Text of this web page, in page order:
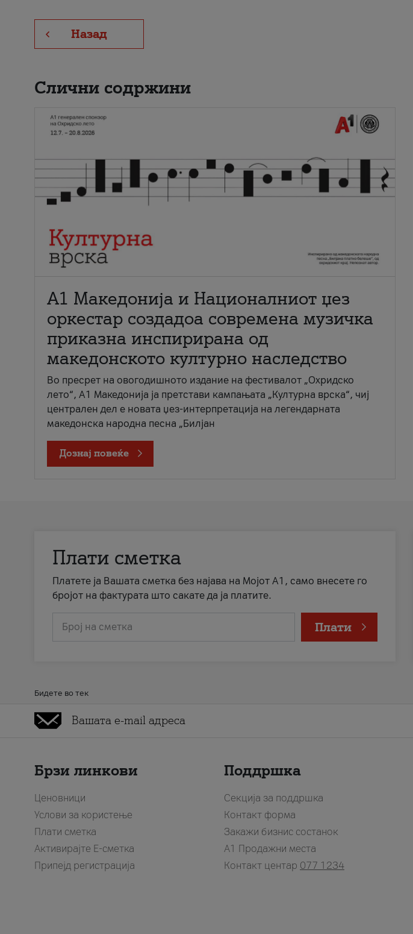
Назад
Слични содржини
А1 Македонија и Националниот џез
оркестар создадоа современа музичка
приказна инспирирана од
македонското културно наследство
Во пресрет на овогодишното издание на фестивалот „Охридско
лето“, А1 Македонија ја претстави кампањата „Културна врска“, чиј
централен дел е новата џез-интерпретација на легендарната
македонска народна песна „Билјан
Дознај повеќе
Плати сметка
Платете ја Вашата сметка без најава на Мојот А1, само внесете го
бројот на фактурата што сакате да ја платите.
Број на сметка Плати
Бидете во тек
Брзи линкови
Ценовници
Услови за користење
Плати сметка
Активирајте Е-сметка
Припејд регистрација
Поддршка
Секција за поддршка
Контакт форма
Закажи бизнис состанок
A1 Продажни места
Контакт центар 077 1234